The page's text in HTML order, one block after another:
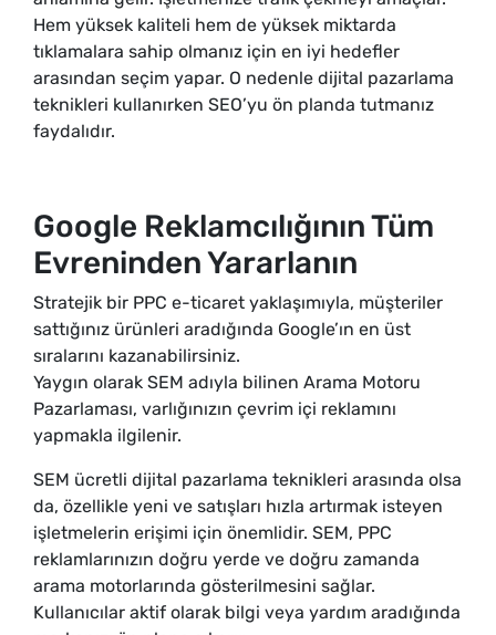
Hem yüksek kaliteli hem de yüksek miktarda
tıklamalara sahip olmanız için en iyi hedefler
arasından seçim yapar. O nedenle dijital pazarlama
teknikleri kullanırken SEO’yu ön planda tutmanız
faydalıdır.
Google Reklamcılığının Tüm
Evreninden Yararlanın
Stratejik bir PPC e-ticaret yaklaşımıyla, müşteriler
sattığınız ürünleri aradığında Google’ın en üst
sıralarını kazanabilirsiniz.
Yaygın olarak SEM adıyla bilinen Arama Motoru
Pazarlaması, varlığınızın çevrim içi reklamını
yapmakla ilgilenir.
SEM ücretli dijital pazarlama teknikleri arasında olsa
da, özellikle yeni ve satışları hızla artırmak isteyen
işletmelerin erişimi için önemlidir. SEM, PPC
reklamlarınızın doğru yerde ve doğru zamanda
arama motorlarında gösterilmesini sağlar.
Kullanıcılar aktif olarak bilgi veya yardım aradığında